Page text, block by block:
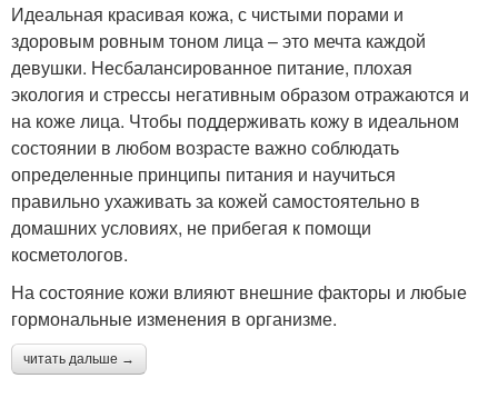
Идеальная красивая кожа, с чистыми порами и
здоровым ровным тоном лица – это мечта каждой
девушки. Несбалансированное питание, плохая
экология и стрессы негативным образом отражаются и
на коже лица. Чтобы поддерживать кожу в идеальном
состоянии в любом возрасте важно соблюдать
определенные принципы питания и научиться
правильно ухаживать за кожей самостоятельно в
домашних условиях, не прибегая к помощи
косметологов.
На состояние кожи влияют внешние факторы и любые
гормональные изменения в организме.
читать дальше →